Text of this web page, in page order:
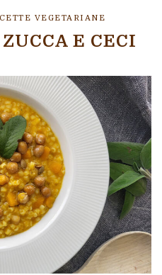
VEGETARIANE
E CECI